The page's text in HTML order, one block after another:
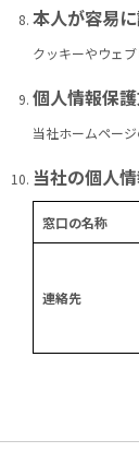
本人が容易
クッキーやウェ
個人情報保
当社ホームページ
当社の個人
窓口の名称
連絡先